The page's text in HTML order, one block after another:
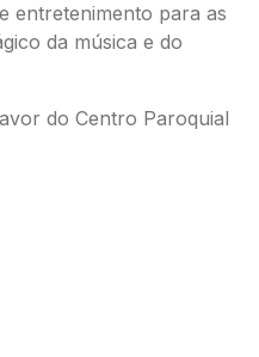
entretenimento para as
da música e do
do Centro Paroquial